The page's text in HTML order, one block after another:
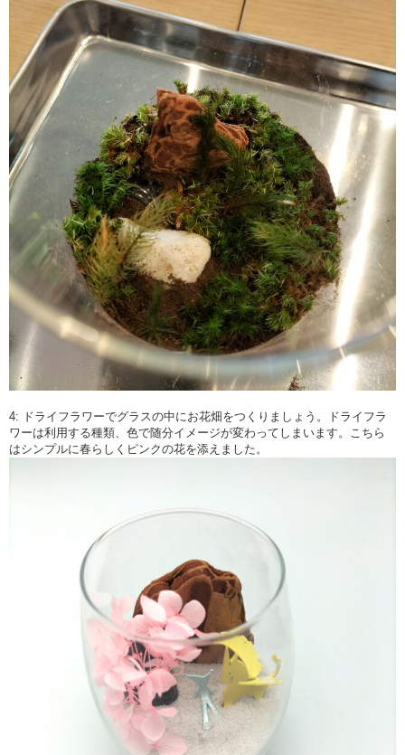
4: ドライフラワーでグラスの中にお花畑をつくりましょう。ドライフラ
ワーは利用する種類、色で随分イメージが変わってしまいます。こちら
はシンプルに春らしくピンクの花を添えました。